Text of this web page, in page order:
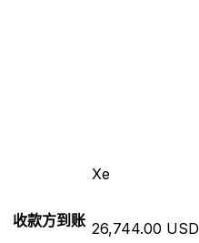
Xe
收款方到账 26,744.00 USD